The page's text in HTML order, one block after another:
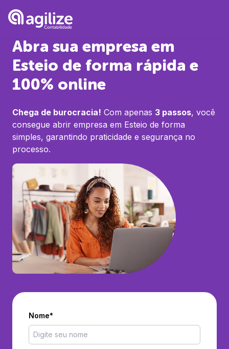
Abra sua empresa em
Esteio de forma rápida e
100% online
Chega de burocracia! Com apenas 3 passos, você
consegue abrir empresa em Esteio de forma
simples, garantindo praticidade e segurança no
processo.
Nome*